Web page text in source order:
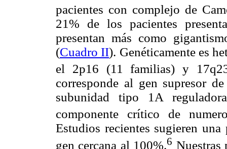
pacientes con complejo de
21% de los pacientes
presentan más como
(Cuadro II). Genéticamente es
el 2p16 (11 familias) y
corresponde al gen supresor
subunidad tipo 1A
componente crítico de
Estudios recientes sugieren
gen cercana al 100%.6 Nuestras